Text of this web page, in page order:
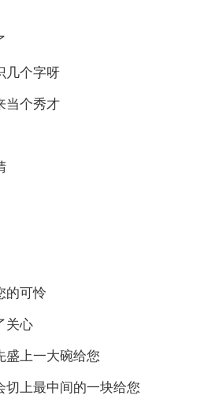
个字呀
个秀才
可怜
心
上一大碗给您
上最中间的一块给您